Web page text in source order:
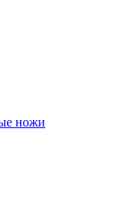
ножи